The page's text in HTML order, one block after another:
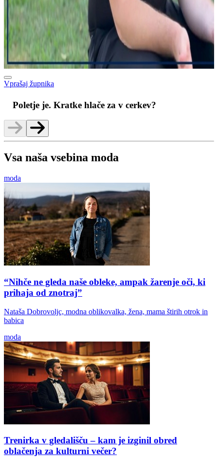
Vprašaj župnika
Poletje je. Kratke hlače za v cerkev?
Vsa naša vsebina moda
moda
“Nihče ne gleda naše obleke, ampak žarenje oči, ki
prihaja od znotraj”
Nataša Dobrovoljc, modna oblikovalka, žena, mama štirih otrok in
babica
moda
Trenirka v gledališču – kam je izginil obred
oblačenja za kulturni večer?